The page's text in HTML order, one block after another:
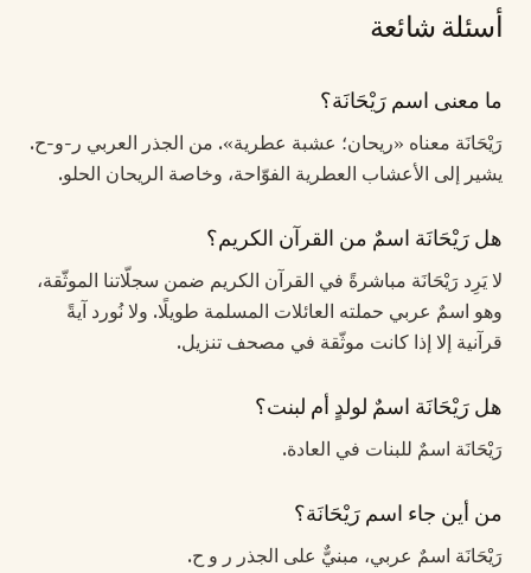
أسئلة شائعة
ما معنى اسم رَيْحَانَة؟
رَيْحَانَة معناه «ريحان؛ عشبة عطرية». من الجذر العربي ر-و-ح.
يشير إلى الأعشاب العطرية الفوّاحة، وخاصة الريحان الحلو.
هل رَيْحَانَة اسمٌ من القرآن الكريم؟
لا يَرِد رَيْحَانَة مباشرةً في القرآن الكريم ضمن سجلّاتنا الموثّقة،
وهو اسمٌ عربي حملته العائلات المسلمة طويلًا. ولا نُورد آيةً
قرآنية إلا إذا كانت موثّقة في مصحف تنزيل.
هل رَيْحَانَة اسمٌ لولدٍ أم لبنت؟
رَيْحَانَة اسمٌ للبنات في العادة.
من أين جاء اسم رَيْحَانَة؟
رَيْحَانَة اسمٌ عربي، مبنيٌّ على الجذر ر و ح.